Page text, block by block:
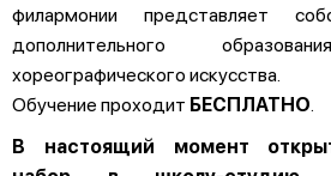
филармонии представляет
дополнительного
хореографического искусства.
Обучение проходит БЕСПЛАТНО
В настоящий момент